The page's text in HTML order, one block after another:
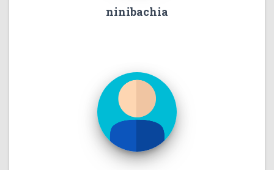
ninibachia